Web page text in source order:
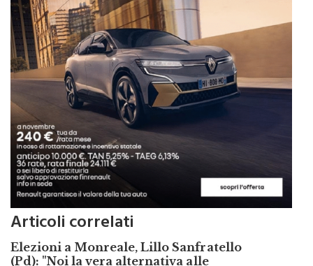
Articoli correlati